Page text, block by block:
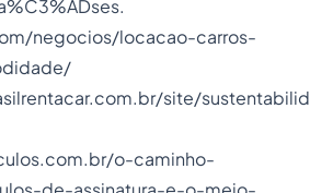
.
negocios/locacao-carros-
site/sustentabilid
o-caminho-